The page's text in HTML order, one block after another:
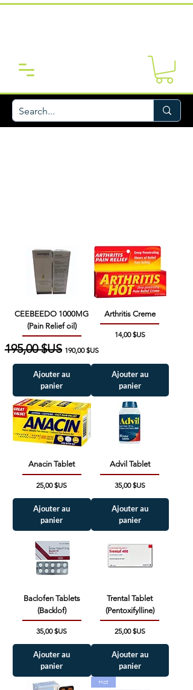
CEEBEEDO 1000MG
(Pain Relief oil)
Prix original
195,00 $US Prix promotionnel
190,00 $US
Ajouter au
panier
Arthritis Creme
Prix
14,00 $US
Ajouter au
panier
Anacin Tablet
Prix
25,00 $US
Ajouter au
panier
Advil Tablet
Prix
35,00 $US
Ajouter au
panier
Baclofen Tablets
(Backlof)
Prix
35,00 $US
Ajouter au
panier
Trental Tablet
(Pentoxifylline)
Prix
25,00 $US
Ajouter au
panier
Hot